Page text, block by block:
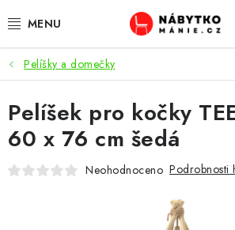
na
OBÝVACÍ POKOJ
KUCHYŇ A JÍDELNA
LOŽNICE
Pelíšky a domečky
Pelíšek pro kočky
60 x 76 cm šedá
Neohodnoceno Podrobnosti